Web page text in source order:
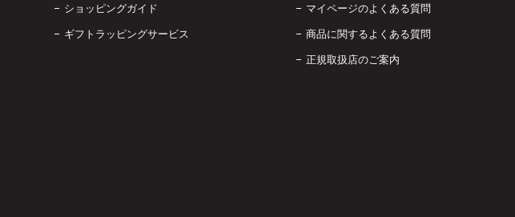
ショッピングガイド
ギフトラッピングサービス
マイページのよくある質問
商品に関するよくある質問
正規取扱店のご案内